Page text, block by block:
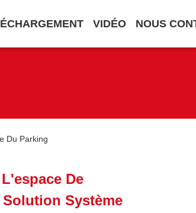
VIDÉO NOUS
Du Parking
De
Système